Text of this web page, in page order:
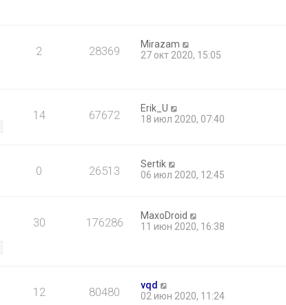
2 28369
Mirazam
27 окт 2020, 15:05
14 67672
Erik_U
18 июл 2020, 07:40
0 26513
Sertik
06 июл 2020, 12:45
30 176286
MaxoDroid
11 июн 2020, 16:38
12 80480
vqd
02 июн 2020, 11:24